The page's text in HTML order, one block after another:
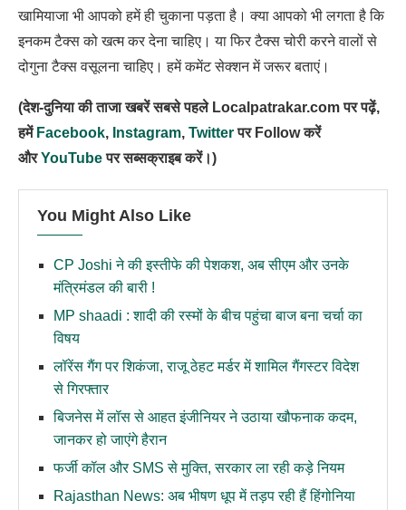
खामियाजा भी आपको हमें ही चुकाना पड़ता है। क्या आपको भी लगता है कि
इनकम टैक्स को खत्म कर देना चाहिए। या फिर टैक्स चोरी करने वालों से
दोगुना टैक्स वसूलना चाहिए। हमें कमेंट सेक्शन में जरूर बताएं।
(देश-दुनिया की ताजा खबरें सबसे पहले Localpatrakar.com पर पढ़ें,
हमें Facebook, Instagram, Twitterपर Follow करें
औरYouTubeपर सब्सक्राइब करें।)
You Might Also Like
CP Joshi ने की इस्तीफे की पेशकश, अब सीएम और उनके
मंत्रिमंडल की बारी !
MP shaadi : शादी की रस्मों के बीच पहुंचा बाज बना चर्चा का
विषय
लॉरेंस गैंग पर शिकंजा, राजू ठेहट मर्डर में शामिल गैंगस्टर विदेश
से गिरफ्तार
बिजनेस में लॉस से आहत इंजीनियर ने उठाया खौफनाक कदम,
जानकर हो जाएंगे हैरान
फर्जी कॉल और SMS से मुक्ति, सरकार ला रही कड़े नियम
Rajasthan News: अब भीषण धूप में तड़प रही हैं हिंगोनिया